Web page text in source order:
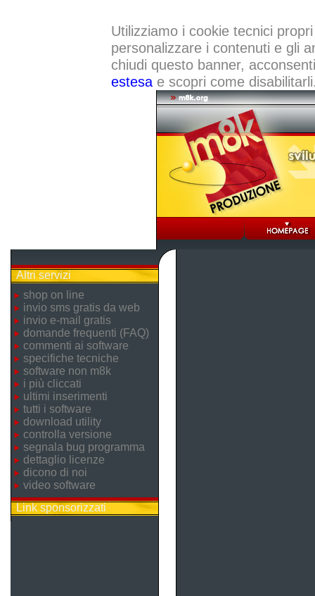
Utilizziamo i cookie tecnici
personalizzare i contenuti e gli
chiudi questo banner,
estesae scopri come
Altri servizi
shop on line
invio sms gratis da web
invio e-mail gratis
domande frequenti (FAQ)
commenti ai software
specifiche tecniche
software non m8k
i più cliccati
ultimi inserimenti
tutti i software
download utility
controlla versione
segnala bug programma
dettaglio licenze
dicono di noi
video software
Link sponsorizzati